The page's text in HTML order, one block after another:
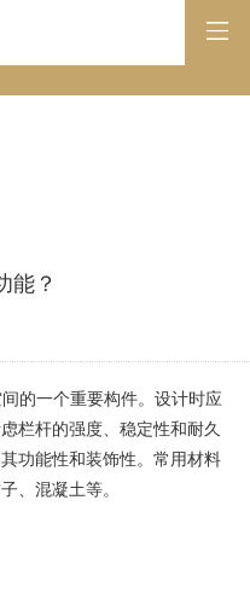
能？
的一个重要构件。设计时应
栏杆的强度、稳定性和耐久
功能性和装饰性。常用材料
、混凝土等。